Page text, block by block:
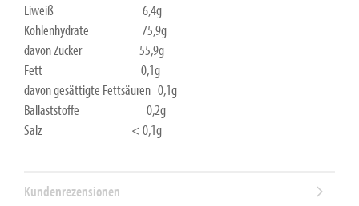
Eiweiß 6,4g
Kohlenhydrate 75,9g
davon Zucker 55,9g
Fett 0,1g
davon gesättigte Fettsäuren 0,1g
Ballaststoffe 0,2g
Salz < 0,1g
Kundenrezensionen